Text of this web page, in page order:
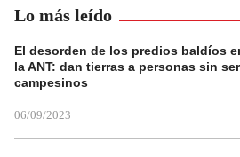
Lo más leído
El desorden de los predios baldíos
la ANT: dan tierras a personas sin ser
campesinos
06/09/2023